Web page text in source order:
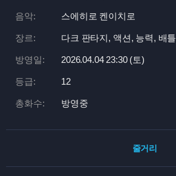
음악: 스에히로 켄이치로
장르: 다크 판타지, 액션, 능력, 배틀
방영일: 2026.04.04 23:30 (토)
등급: 12
총화수: 방영중
줄거리